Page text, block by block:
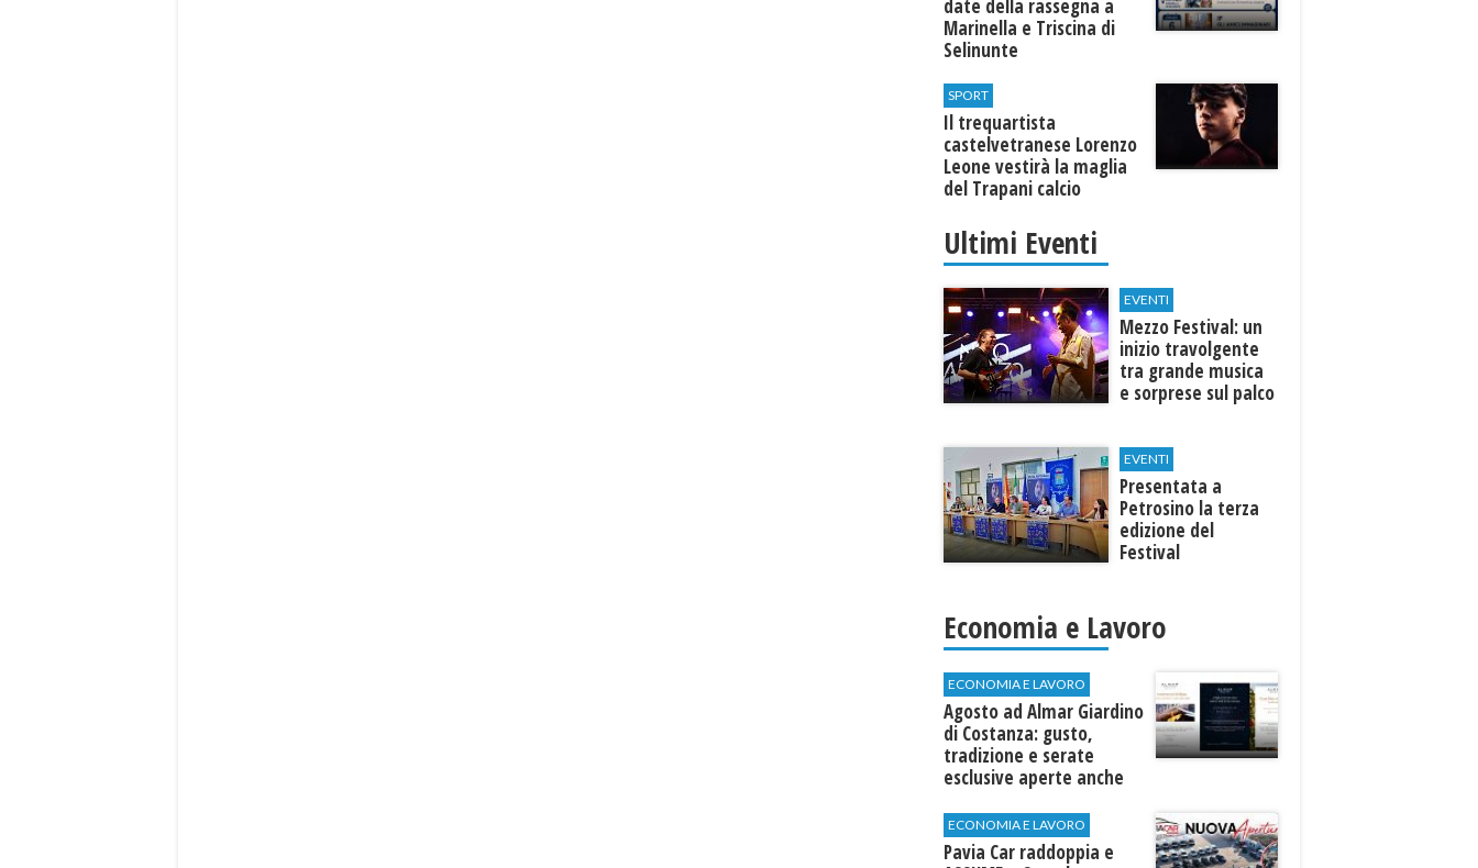
date della rassegna a
Marinella e Triscina di
Selinunte
SPORT
Il trequartista
castelvetranese Lorenzo
Leone vestirà la maglia
del Trapani calcio
Ultimi Eventi
EVENTI
Mezzo Festival: un
inizio travolgente
tra grande musica
e sorprese sul palco
EVENTI
Presentata a
Petrosino la terza
edizione del
Festival
"Voci dal
Mediterraneo"
Economia e Lavoro
ECONOMIA E LAVORO
Agosto ad Almar Giardino
di Costanza: gusto,
tradizione e serate
esclusive aperte anche
ECONOMIA E LAVORO
Pavia Car raddoppia e